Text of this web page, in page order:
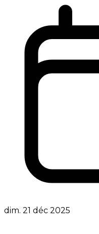
dim. 21 déc 2025